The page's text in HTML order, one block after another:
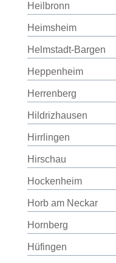
Heilbronn
Heimsheim
Helmstadt-Bargen
Heppenheim
Herrenberg
Hildrizhausen
Hirrlingen
Hirschau
Hockenheim
Horb am Neckar
Hornberg
Hüfingen